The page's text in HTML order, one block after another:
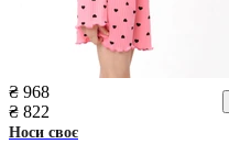
₴ 968
₴ 822
Носи своє